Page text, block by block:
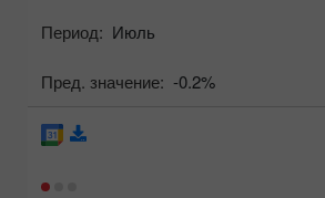
Период: Июль
Пред. значение: -0.2%